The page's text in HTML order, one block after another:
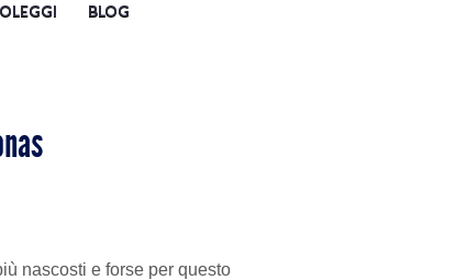
BLOG
nascosti e forse per questo